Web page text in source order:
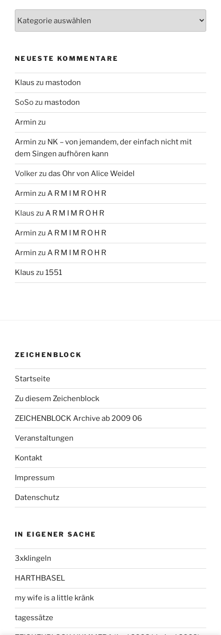
NEUESTE KOMMENTARE
Klaus zu mastodon
SoSozu mastodon
Armin zu
Armin zu NK – von jemandem, der einfach nicht mit
dem Singen aufhören kann
Volkerzu das Ohr von Alice Weidel
Armin zu A R M I M R O H R
Klaus zu A R M I M R O H R
Armin zu A R M I M R O H R
Armin zu A R M I M R O H R
Klaus zu 1551
ZEICHENBLOCK
Startseite
Zu diesem Zeichenblock
ZEICHENBLOCK Archive ab 2009 06
Veranstaltungen
Kontakt
Impressum
Datenschutz
IN EIGENER SACHE
3xklingeln
HARTHBASEL
my wife is a little kränk
tagessätze